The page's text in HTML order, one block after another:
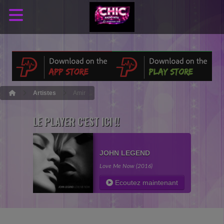
Artistes Amir
LE PLAYER C'EST ICI !!
JOHN LEGEND
Love Me Now (2016)
Ecoutez maintenant